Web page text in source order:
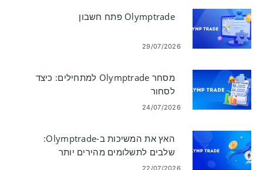
Olymptrade פתח חשבון
29/07/2026
מסחר Olymptrade למתחילים: כיצד
לסחור
24/07/2026
האץ את המשיכות ב-Olymptrade:
שלבים לתשלומים מהירים יותר
22/07/2026